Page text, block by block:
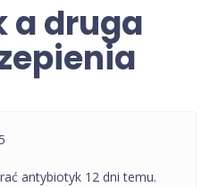
druga
antybiotyk 12 dni temu.